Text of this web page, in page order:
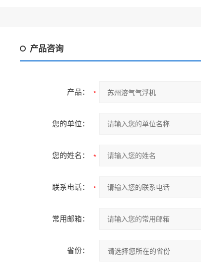
产品咨询
产品：
您的单位：
您的姓名：
联系电话：
常用邮箱：
省份：